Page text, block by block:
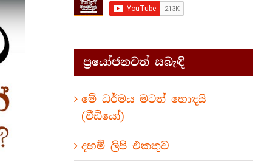
ප්‍රයෝජනවත් සබැඳි
මේ ධර්මය මටත් හොඳයි
(වීඩියෝ)
දහම් ලිපි එකතුව